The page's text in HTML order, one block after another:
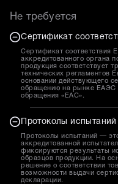
Не требуется
Сертификат
Сертификат соответствия
аккредитованного органа
продукция соответствует
технических регламентов
основании действующего
обращению на рынке ЕАЭС
обращения «EAC».
Протоколы испытаний
Протоколы испытаний —
аккредитованной
фиксируются результаты
образцов продукции. На
решение о соответствии
возможности выдачи
декларации.